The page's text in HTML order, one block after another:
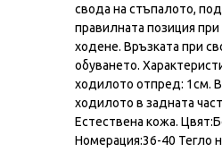
свода на стъпалото,
правилната позиция
ходене. Връзката при
обуването.
ходилото отпред: 1см.
ходилото в задната
Естествена кожа.
Номерация:36-40 Тегло